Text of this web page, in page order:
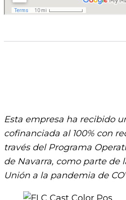
Esta empresa ha recibido
cofinanciada al 100% con
través del Programa
de Navarra, como parte de
Unión a la pandemia de